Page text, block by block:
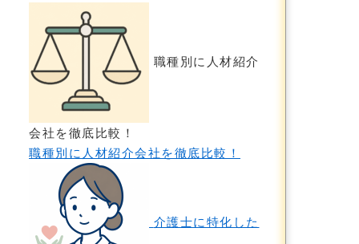
職種別に人材紹介
会社を徹底比較！
職種別に人材紹介会社を徹底比較！
介護士に特化した